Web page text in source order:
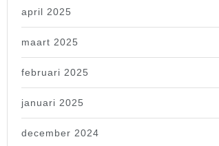
april 2025
maart 2025
februari 2025
januari 2025
december 2024